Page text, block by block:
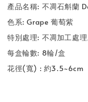
產品名稱: 不凋石斛蘭
色系: Grape 葡萄紫
特別處理: 不凋加工處理
每盒輪數: 8輪/盒
花徑(寬) : 約3.5~6cm